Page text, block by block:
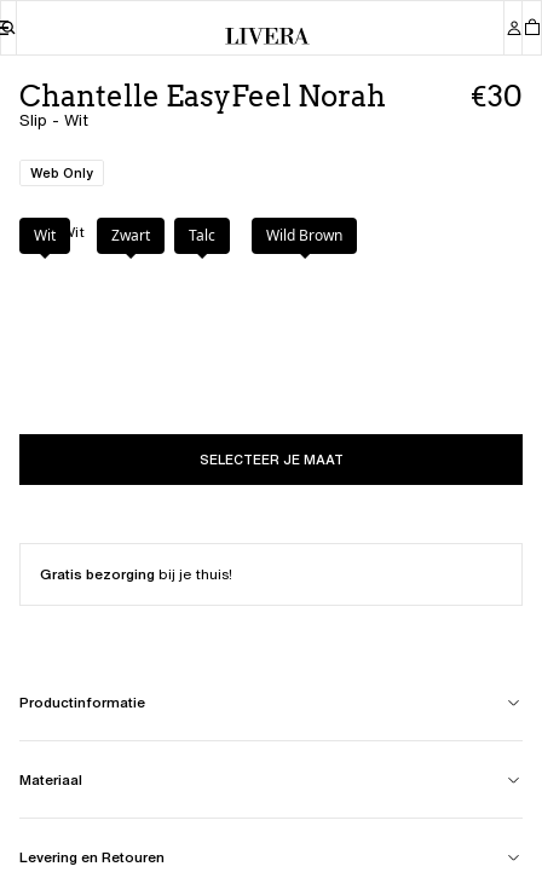
Chantelle EasyFeel Norah
Slip - Wit
€30
Web Only
Kleur: Wit
Wit Zwart Talc Wild Brown
SELECTEER JE MAAT
Gratis bezorgingbij je thuis!
Productinformatie
Materiaal
Levering en Retouren